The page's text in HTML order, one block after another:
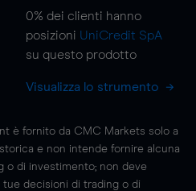
0% dei clienti hanno
posizioni UniCredit SpA
su questo prodotto
Visualizza lo strumento
è fornito da CMC Markets solo a
e non intende fornire alcuna
o di investimento; non deve
decisioni di trading o di